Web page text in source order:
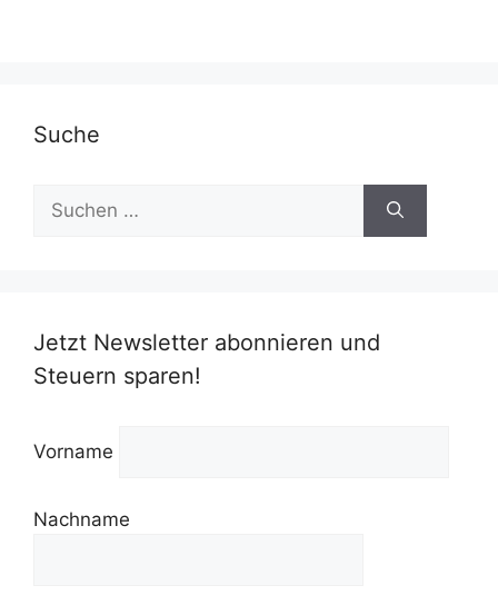
Suche
nach:
Jetzt Newsletter abonnieren und
Steuern sparen!
Vorname
Nachname